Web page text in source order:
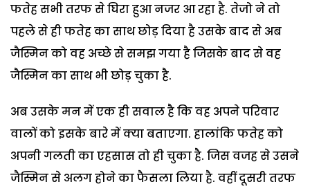
फतेह सभी तरफ से घिरा हुआ नजर आ रहा है. तेजो ने तो
पहले से ही फतेह का साथ छोड़ दिया है उसके बाद से अब
जैस्मिन को वह अच्छे से समझ गया है जिसके बाद से वह
जैस्मिन का साथ भी छोड़ चुका है.
अब उसके मन में एक ही सवाल है कि वह अपने परिवार
वालों को इसके बारे में क्या बताएगा. हालांकि फतेह को
अपनी गलती का एहसास तो ही चुका है. जिस वजह से उसने
जैस्मिन से अलग होने का फैसला लिया है. वहीं दूसरी तरफ